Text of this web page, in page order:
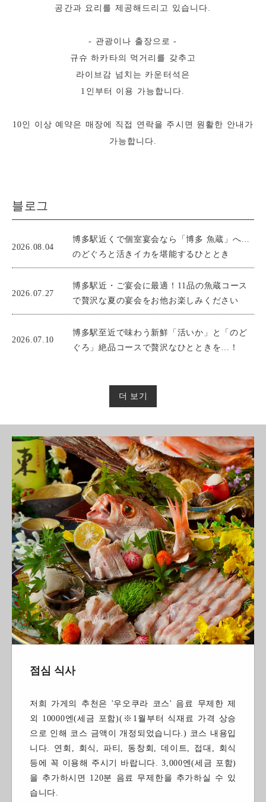
공간과 요리를 제공해드리고 있습니다.
- 관광이나 출장으로 -
규슈 하카타의 먹거리를 갖추고
라이브감 넘치는 카운터석은
1인부터 이용 가능합니다.
10인 이상 예약은 매장에 직접 연락을 주시면 원활한 안내가
가능합니다.
블로그
2026.08.04
博多駅近くで個室宴会なら「博多 魚蔵」へ…
のどぐろと活きイカを堪能するひととき
2026.07.27
博多駅近・ご宴会に最適！11品の魚蔵コース
で贅沢な夏の宴会をお他お楽しみください
2026.07.10
博多駅至近で味わう新鮮「活いか」と「のど
ぐろ」絶品コースで贅沢なひとときを…！
더 보기
점심 식사
저희 가게의 추천은 '우오쿠라 코스' 음료 무제한 제
외 10000엔(세금 포함)(※1월부터 식재료 가격 상승
으로 인해 코스 금액이 개정되었습니다.) 코스 내용입
니다. 연회, 회식, 파티, 동창회, 데이트, 접대, 회식
등에 꼭 이용해 주시기 바랍니다. 3,000엔(세금 포함)
을 추가하시면 120분 음료 무제한을 추가하실 수 있
습니다.